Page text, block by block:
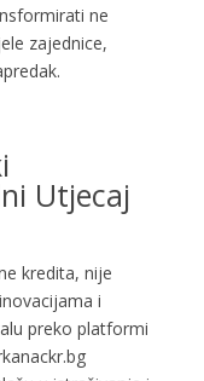
ne
zajednice,
Utjecaj
kredita, nije
i
preko platformi